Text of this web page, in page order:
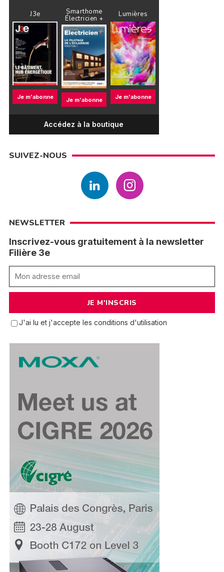
J3e
Je m'abonne
Smarthome
Électricien +
Je m'abonne
Lumières
Je m'abonne
Accédez à la boutique
SUIVEZ-NOUS
NEWSLETTER
Inscrivez-vous gratuitement à la newsletter
Filière 3e
J'ai lu et j'accepte les conditions d'utilisation